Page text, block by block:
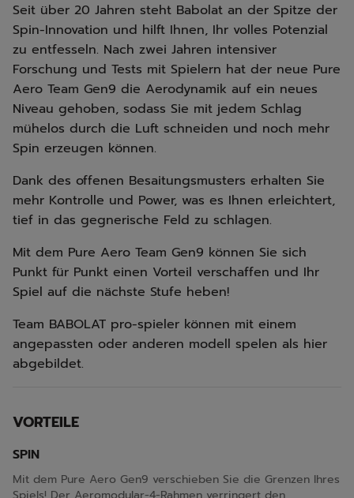
Seit über 20 Jahren steht Babolat an der Spitze der
Spin-Innovation und hilft Ihnen, Ihr volles Potenzial
zu entfesseln. Nach zwei Jahren intensiver
Forschung und Tests mit Spielern hat der neue Pure
Aero Team Gen9 die Aerodynamik auf ein neues
Niveau gehoben, sodass Sie mit jedem Schlag
mühelos durch die Luft schneiden und noch mehr
Spin erzeugen können.
Dank des offenen Besaitungsmusters erhalten Sie
mehr Kontrolle und Power, was es Ihnen erleichtert,
tief in das gegnerische Feld zu schlagen.
Mit dem Pure Aero Team Gen9 können Sie sich
Punkt für Punkt einen Vorteil verschaffen und Ihr
Spiel auf die nächste Stufe heben!
Team BABOLAT pro-spieler können mit einem
angepassten oder anderen modell spelen als hier
abgebildet.
VORTEILE
SPIN
Mit dem Pure Aero Gen9 verschieben Sie die Grenzen Ihres